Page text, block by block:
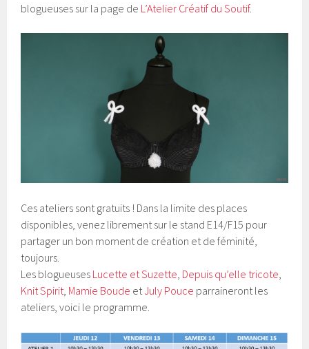
blogueuses sur la page de L’Atelier Créatif du Soutif.
Ces ateliers sont gratuits ! Dans la limite des places
disponibles, venez librement sur le stand E14/F15 pour
partager un bon moment de création et de féminité,
toujours.
Les blogueuses Lucette et Suzette Depuis qu’elle tricote
Knit Spirit Mamie Boude etJuly Pouce parraineront les
ateliers, voici le programme.